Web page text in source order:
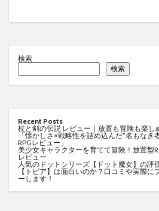
検索
検索
Recent Posts
杖と剣の伝説 レビュー｜放置も冒険も楽し
「懐かしさ×戦略性を詰め込んだ“名もな
RPGレビュー」
美少女キャラクターを育てて冒険！放置型
レビュー
人気のドットシリーズ【ドット魔女】の評
【トピア】は面白いのか？口コミや実際に
ーします！